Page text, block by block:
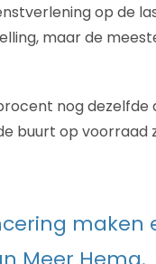
op de
maar de
nog dezelfde
buurt op voorraad
maken